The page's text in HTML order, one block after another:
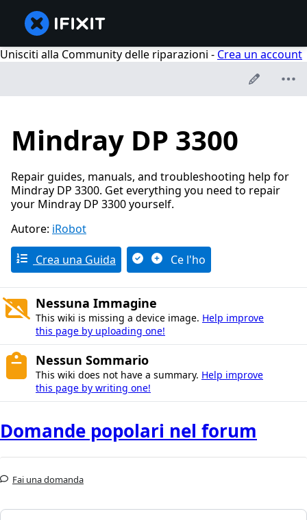
Unisciti alla Community delle riparazioni - Crea un account
Mindray DP 3300
Repair guides, manuals, and troubleshooting help for
Mindray DP 3300. Get everything you need to repair
your Mindray DP 3300 yourself.
Autore: iRobot
Crea una Guida Ce l'ho
Nessuna Immagine
This wiki is missing a device image. Help improve
this page by uploading one!
Nessun Sommario
This wiki does not have a summary. Help improve
this page by writing one!
Domande popolari nel forum
Fai una domanda